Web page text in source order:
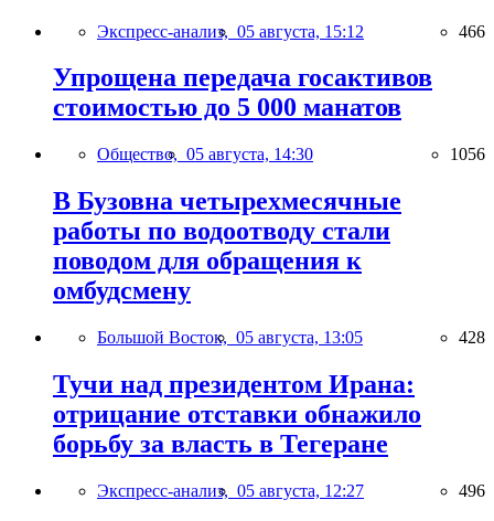
Экспресс-анализ, 05 августа, 15:12 466
Упрощена передача госактивов
стоимостью до 5 000 манатов
Общество, 05 августа, 14:30 1056
В Бузовна четырехмесячные
работы по водоотводу стали
поводом для обращения к
омбудсмену
Большой Восток, 05 августа, 13:05 428
Тучи над президентом Ирана:
отрицание отставки обнажило
борьбу за власть в Тегеране
Экспресс-анализ, 05 августа, 12:27 496